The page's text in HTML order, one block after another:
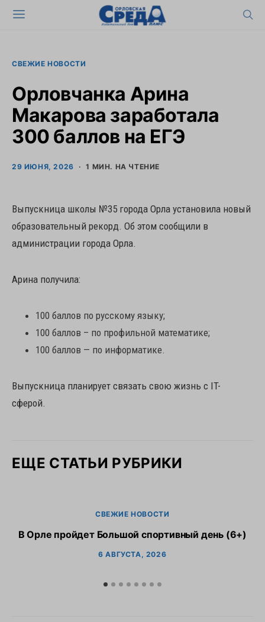
СВЕЖИЕ НОВОСТИ
Орловчанка Арина
Макарова заработала
300 баллов на ЕГЭ
29 ИЮНЯ, 2026 1 МИН. НА ЧТЕНИЕ
Выпускница школы №35 города Орла установила новый
образовательный рекорд. Об этом сообщили в
администрации города Орла.
Арина получила:
100 баллов по русскому языку;
100 баллов – по профильной математике;
100 баллов — по информатике.
Выпускница планирует связать свою жизнь с IT-
сферой.
ЕЩЕ СТАТЬИ РУБРИКИ
СВЕЖИЕ НОВОСТИ
В Орле пройдет Большой спортивный день (6+)
6 АВГУСТА, 2026